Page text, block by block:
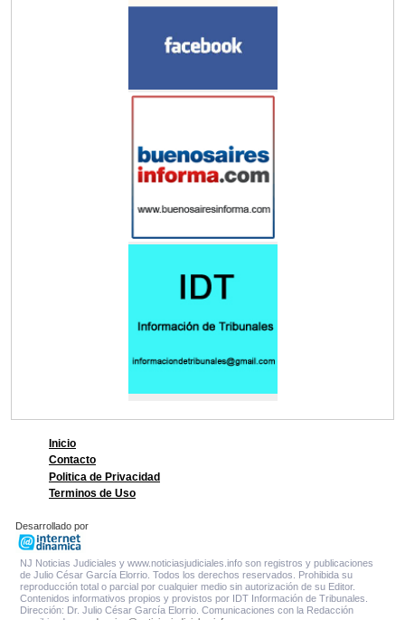
Inicio
Contacto
Politica de Privacidad
Terminos de Uso
Desarrollado por
NJ Noticias Judiciales y www.noticiasjudiciales.info son registros y publicaciones
de Julio César García Elorrio. Todos los derechos reservados. Prohibida su
reproducción total o parcial por cualquier medio sin autorización de su Editor.
Contenidos informativos propios y provistos por IDT Información de Tribunales.
Dirección: Dr. Julio César García Elorrio. Comunicaciones con la Redacción